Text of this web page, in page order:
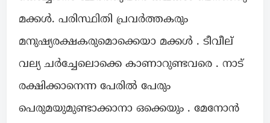
മക്കൾ. പരിസ്ഥിതി പ്രവർത്തകരും
മനുഷ്യരക്ഷകരുമൊക്കെയാ മക്കൾ . ടീവീല്
വല്യ ചർച്ചേലൊക്കെ കാണാറുണ്ടവരെ . നാട്
രക്ഷിക്കാനെന്ന പേരിൽ പേരും
പെരുമയുമുണ്ടാക്കാനാ ഒക്കെയും . മേനോൻ